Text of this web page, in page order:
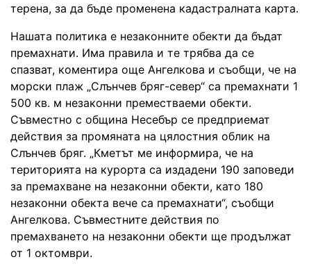
терена, за да бъде променена кадастралната карта.
Нашата политика е незаконните обекти да бъдат
премахнати. Има правила и те трябва да се
спазват, коментира още Ангелкова и съобщи, че на
морски плаж „Слънчев бряг-север“ са премахнати 1
500 кв. м незаконни преместваеми обекти.
Съвместно с община Несебър се предприемат
действия за промяната на цялостния облик на
Слънчев бряг. „Кметът ме информира, че на
територията на курорта са издадени 190 заповеди
за премахване на незаконни обекти, като 180
незаконни обекта вече са премахнати“, съобщи
Ангелкова. Съвместните действия по
премахването на незаконни обекти ще продължат
от 1 октомври.